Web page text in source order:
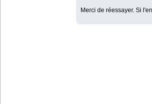
Merci de réessayer. Si